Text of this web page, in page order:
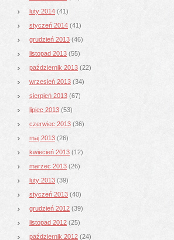
luty 2014 (41)
styczeń 2014 (41)
grudzień 2013 (46)
listopad 2013 (55)
październik 2013 (22)
wrzesień 2013 (34)
sierpień 2013 (67)
lipiec 2013 (53)
czerwiec 2013 (36)
maj 2013 (26)
kwiecień 2013 (12)
marzec 2013 (26)
luty 2013 (39)
styczeń 2013 (40)
grudzień 2012 (39)
listopad 2012 (25)
październik 2012 (24)